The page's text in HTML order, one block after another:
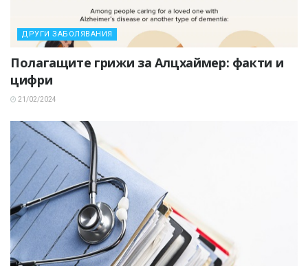
ДРУГИ ЗАБОЛЯВАНИЯ
Полагащите грижи за Алцхаймер: факти и
цифри
21/02/2024